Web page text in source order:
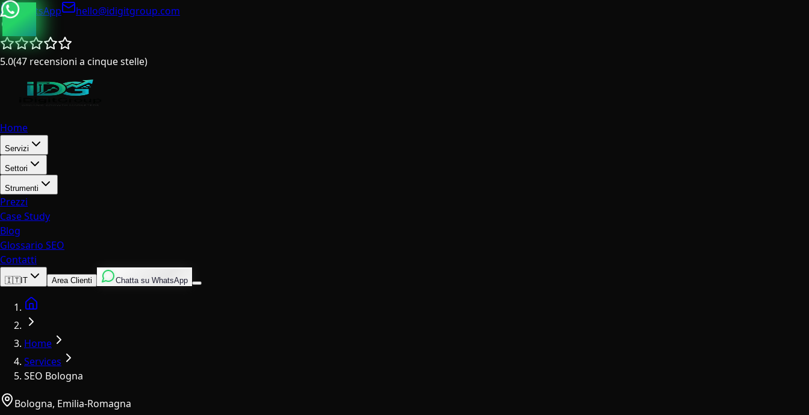
WhatsApp
hello@idigitgroup.com
5.0(47 recensioni a cinque stelle)
Home
Servizi
Settori
Strumenti
Prezzi
Case Study
Blog
Glossario SEO
Contatti
IngleseItalianoSpagnolo
🇮🇹IT Area Clienti Chatta su WhatsApp
Home
Services
SEO Bologna
Bologna, Emilia-Romagna